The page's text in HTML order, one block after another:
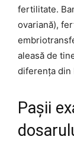
fertilitate.
ovariană),
aleasă de
diferența din
Pașii